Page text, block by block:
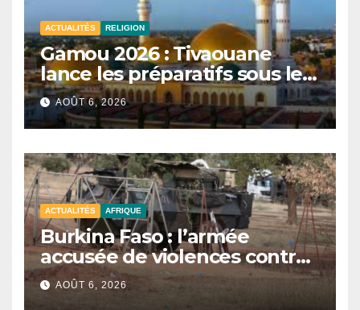
ACTUALITÉS RELIGION
Gamou 2026 : Tivaouane
lance les préparatifs sous le
signe de l’unité et du Tawhid.
AOÛT 6, 2026
ACTUALITÉS AFRIQUE
Burkina Faso : l’armée
accusée de violences contre
des civils après une attaque
jihadiste.
AOÛT 6, 2026